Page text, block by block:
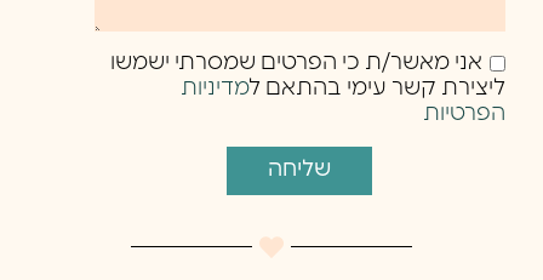
אני מאשר/ת כי הפרטים שמסרתי ישמשו
ליצירת קשר עימי בהתאם למדיניות
הפרטיות
שליחה